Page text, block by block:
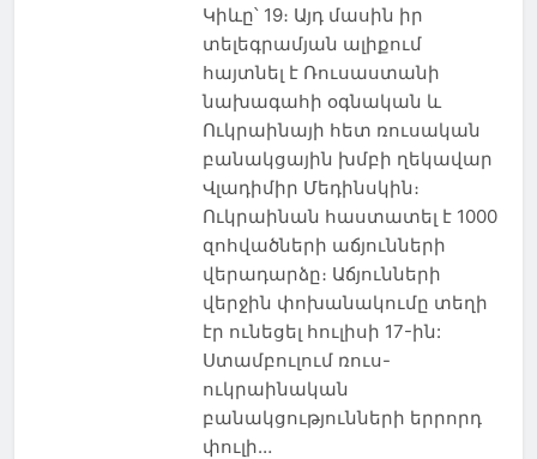
Կիևը՝ 19։ Այդ մասին իր
տելեգրամյան ալիքում
հայտնել է Ռուսաստանի
նախագահի օգնական և
Ուկրաինայի հետ ռուսական
բանակցային խմբի ղեկավար
Վլադիմիր Մեդինսկին։
Ուկրաինան հաստատել է 1000
զոհվածների աճյունների
վերադարձը։ Աճյունների
վերջին փոխանակումը տեղի
էր ունեցել հուլիսի 17-ին:
Ստամբուլում ռուս-
ուկրաինական
բանակցությունների երրորդ
փուլի…